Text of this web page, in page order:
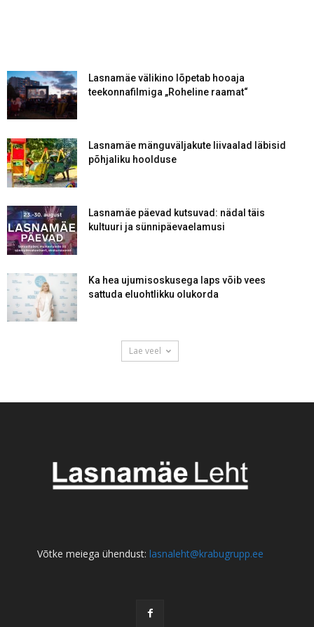
Lasnamäe välikino lõpetab hooaja
teekonnafilmiga „Roheline raamat“
Lasnamäe mänguväljakute liivaalad läbisid
põhjaliku hoolduse
Lasnamäe päevad kutsuvad: nädal täis
kultuuri ja sünnipäevaelamusi
Ka hea ujumisoskusega laps võib vees
sattuda eluohtlikku olukorda
Lae veel
Võtke meiega ühendust: lasnaleht@krabugrupp.ee